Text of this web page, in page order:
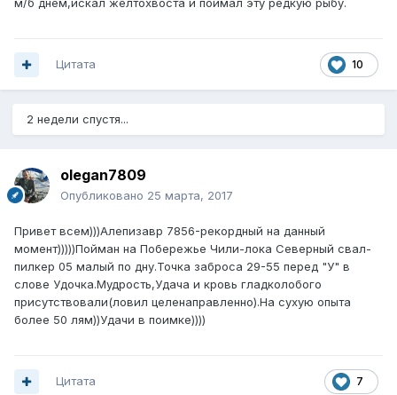
м/б днём,искал жёлтохвоста и поймал эту редкую рыбу.
10
Цитата
2 недели спустя...
olegan7809
Опубликовано 25 марта, 2017
Привет всем)))Алепизавр 7856-рекордный на данный
момент)))))Пойман на Побережье Чили-лока Северный свал-
пилкер 05 малый по дну.Точка заброса 29-55 перед "У" в
слове Удочка.Мудрость,Удача и кровь гладколобого
присутствовали(ловил целенаправленно).На сухую опыта
более 50 лям))Удачи в поимке))))
7
Цитата